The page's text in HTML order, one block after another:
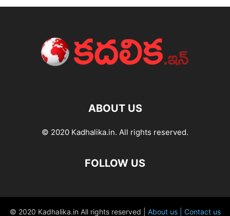
ABOUT US
© 2020 Kadhalika.in. All rights reserved.
FOLLOW US
© 2020 Kadhalika.in All rights reserved | About us | Contact us